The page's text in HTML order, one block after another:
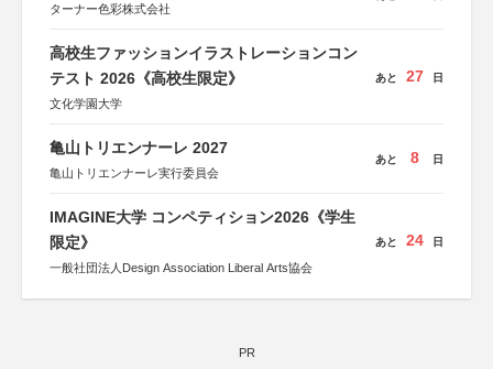
ターナー色彩株式会社
高校生ファッションイラストレーションコン
テスト 2026《高校生限定》
文化学園大学
あと 27 日
亀山トリエンナーレ 2027
亀山トリエンナーレ実行委員会
あと 8 日
IMAGINE大学 コンペティション2026《学生
限定》
一般社団法人Design Association Liberal Arts協会
あと 24 日
PR